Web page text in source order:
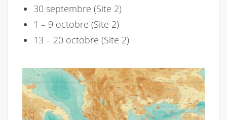
30 septembre (Site 2)
1 – 9 octobre (Site 2)
13 – 20 octobre (Site 2)